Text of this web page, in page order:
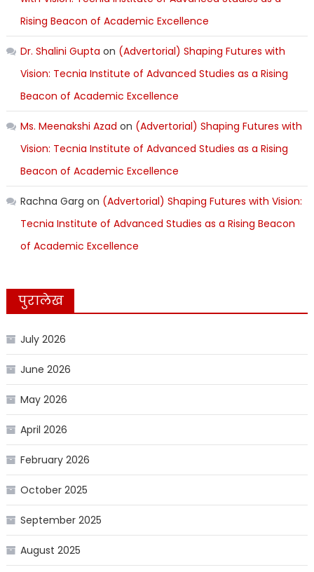
Rising Beacon of Academic Excellence
Dr. Shalini Gupta on (Advertorial) Shaping Futures with
Vision: Tecnia Institute of Advanced Studies as a Rising
Beacon of Academic Excellence
Ms. Meenakshi Azad on (Advertorial) Shaping Futures with
Vision: Tecnia Institute of Advanced Studies as a Rising
Beacon of Academic Excellence
Rachna Garg on (Advertorial) Shaping Futures with Vision:
Tecnia Institute of Advanced Studies as a Rising Beacon
of Academic Excellence
पुरालेख
July 2026
June 2026
May 2026
April 2026
February 2026
October 2025
September 2025
August 2025